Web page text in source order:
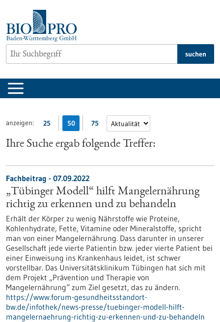
springen
suchen
anzeigen: 25 50 75
Ihre Suche ergab folgende Treffer:
Fachbeitrag - 07.09.2022
„Tübinger Modell“ hilft Mangelernährung
richtig zu erkennen und zu behandeln
Erhält der Körper zu wenig Nährstoffe wie Proteine,
Kohlenhydrate, Fette, Vitamine oder Mineralstoffe, spricht
man von einer Mangelernährung. Dass darunter in unserer
Gesellschaft jede vierte Patientin bzw. jeder vierte Patient bei
einer Einweisung ins Krankenhaus leidet, ist schwer
vorstellbar. Das Universitätsklinikum Tübingen hat sich mit
dem Projekt „Prävention und Therapie von
Mangelernährung“ zum Ziel gesetzt, das zu ändern.
https://www.forum-gesundheitsstandort-
bw.de/infothek/news-presse/tuebinger-modell-hilft-
mangelernaehrung-richtig-zu-erkennen-und-zu-behandeln